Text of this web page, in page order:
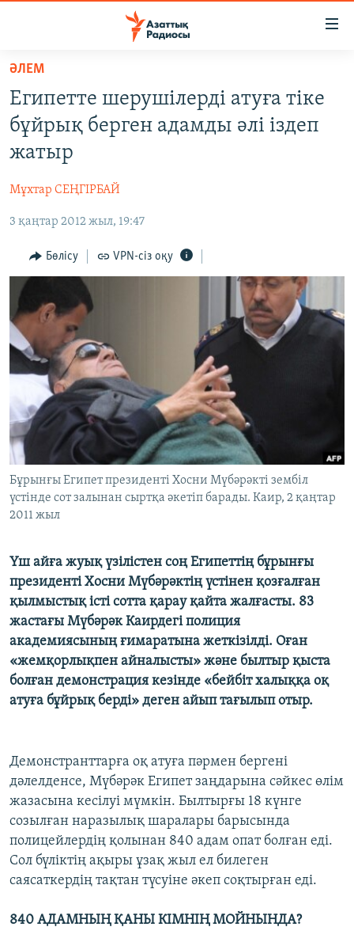
Skip
main
content
Skip
to
main
Navigation
Skip
Search
САЯСАТ
AZATTYQTV
АДАМ ҚҰҚЫҚТАРЫ
ӘЛЕУМЕТ
ӘЛЕМ
АРНАЙЫ ЖОБАЛАР
Русский
ЖАЗЫЛЫҢЫЗ
Басқа тілдерде
ӘЛЕМ
Египетте шерушілерді атуға тіке
бұйрық берген адамды әлі іздеп
жатыр
Мұхтар СЕҢГІРБАЙ
3 қаңтар 2012 жыл, 19:47
Бөлісу VPN-сіз оқу
Бұрынғы Египет президенті Хосни Мүбәрәкті зембіл
үстінде сот залынан сыртқа әкетіп барады. Каир, 2 қаңтар
2011 жыл
Үш айға жуық үзілістен соң Египеттің бұрынғы
президенті Хосни Мүбәрәктің үстінен қозғалған
қылмыстық істі сотта қарау қайта жалғасты. 83
жастағы Мүбәрәк Каирдегі полиция
академиясының ғимаратына жеткізілді. Оған
«жемқорлықпен айналысты» және былтыр қыста
болған демонстрация кезінде «бейбіт халыққа оқ
атуға бұйрық берді» деген айып тағылып отыр.
Демонстранттарға оқ атуға пәрмен бергені
дәлелденсе, Мүбәрәк Египет заңдарына сәйкес өлім
жазасына кесілуі мүмкін. Былтырғы 18 күнге
созылған наразылық шаралары барысында
полицейлердің қолынан 840 адам опат болған еді.
Сол бүліктің ақыры ұзақ жыл ел билеген
саясаткердің тақтан түсуіне әкеп соқтырған еді.
840 АДАМНЫҢ ҚАНЫ КІМНІҢ МОЙНЫНДА?